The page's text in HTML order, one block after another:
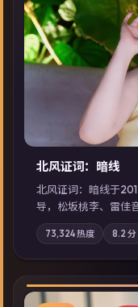
北风证词：暗线
北风证词：暗线于
导，松坂桃李、雷佳
旧案重提，真相与谎
地域气质；站内亦可
展检索同类型高分佳
73,324热度 8.2 分